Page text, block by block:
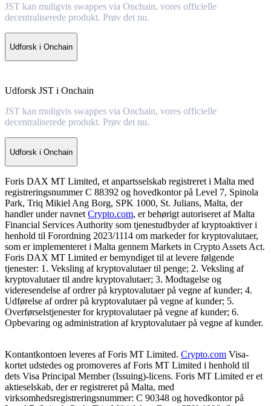
JST kan muligvis swappes via Onchain, vores officielle
decentraliserede produkt. Prøv det nu.
Udforsk i Onchain
Udforsk JST i Onchain
JST kan muligvis swappes via Onchain, vores officielle
decentraliserede produkt. Prøv det nu.
Udforsk i Onchain
Foris DAX MT Limited, et anpartsselskab registreret i Malta med
registreringsnummer C 88392 og hovedkontor på Level 7, Spinola
Park, Triq Mikiel Ang Borg, SPK 1000, St. Julians, Malta, der
handler under navnet Crypto.com, er behørigt autoriseret af Malta
Financial Services Authority som tjenestudbyder af kryptoaktiver i
henhold til Forordning 2023/1114 om markeder for kryptovalutaer,
som er implementeret i Malta gennem Markets in Crypto Assets Act.
Foris DAX MT Limited er bemyndiget til at levere følgende
tjenester: 1. Veksling af kryptovalutaer til penge; 2. Veksling af
kryptovalutaer til andre kryptovalutaer; 3. Modtagelse og
videresendelse af ordrer på kryptovalutaer på vegne af kunder; 4.
Udførelse af ordrer på kryptovalutaer på vegne af kunder; 5.
Overførselstjenester for kryptovalutaer på vegne af kunder; 6.
Opbevaring og administration af kryptovalutaer på vegne af kunder.
Kontantkontoen leveres af Foris MT Limited. Crypto.com Visa-
kortet udstedes og promoveres af Foris MT Limited i henhold til
dets Visa Principal Member (Issuing)-licens. Foris MT Limited er et
aktieselskab, der er registreret på Malta, med
virksomhedsregistreringsnummer: C 90348 og hovedkontor på